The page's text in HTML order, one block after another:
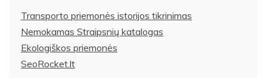
Transporto priemonės istorijos tikrinimas
Nemokamas Straipsnių katalogas
Ekologiškos priemonės
SeoRocket.lt